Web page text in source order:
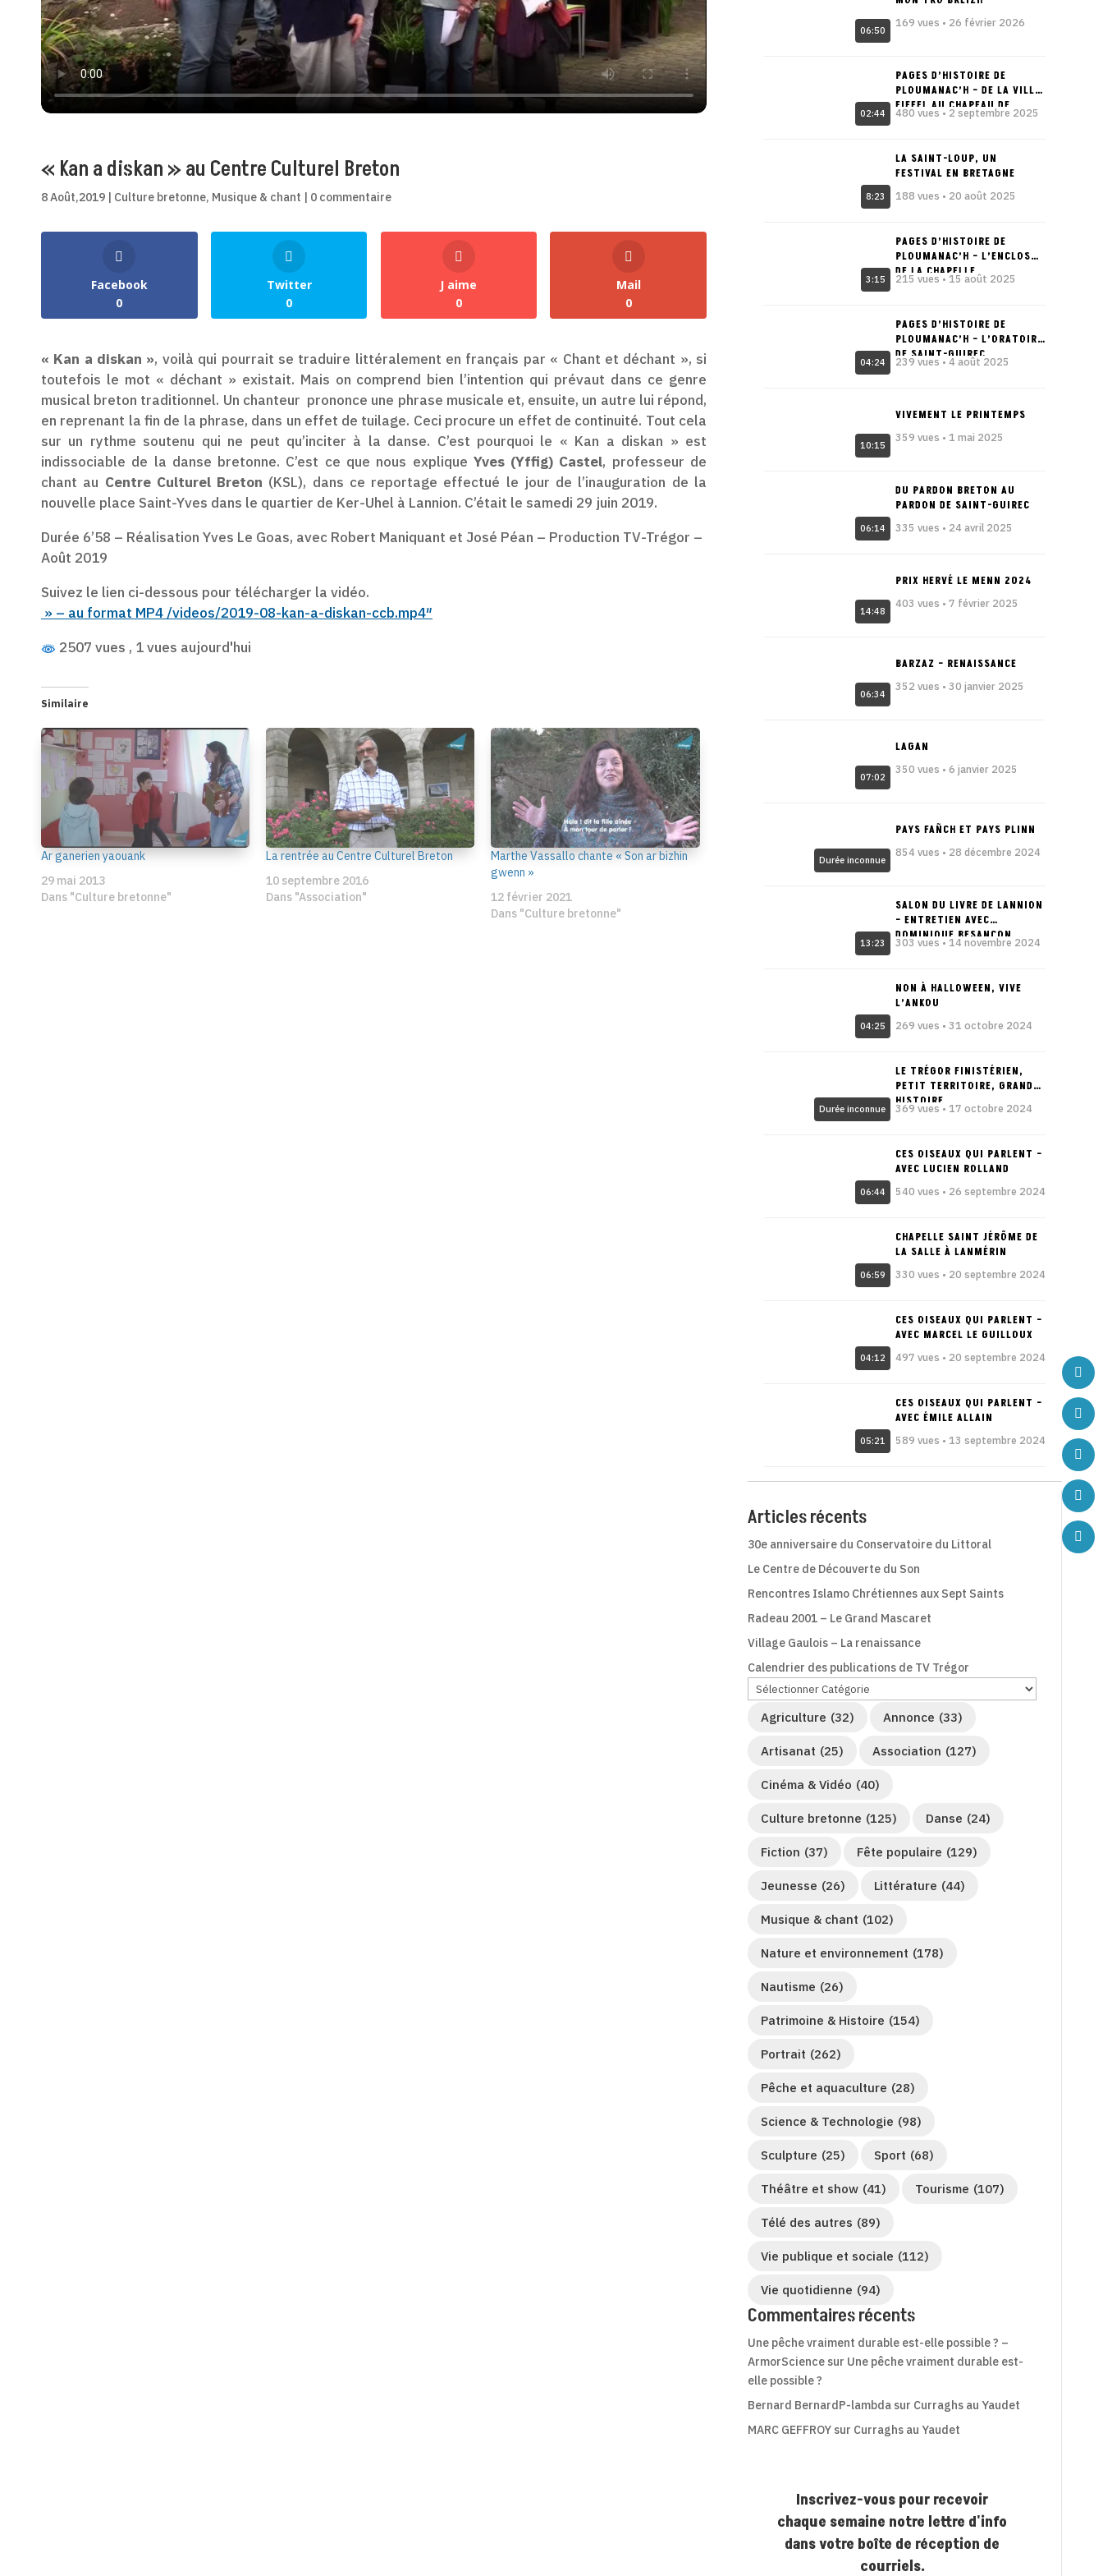
« Kan a diskan » au Centre Culturel Breton
8 Août,2019 | Culture bretonne, Musique & chant | 0 commentaire
Facebook
0
Twitter
0
J aime
0
Mail
0
« Kan a diskan », voilà qui pourrait se traduire littéralement en français par « Chant et déchant », si
toutefois le mot « déchant » existait. Mais on comprend bien l’intention qui prévaut dans ce genre
musical breton traditionnel. Un chanteur prononce une phrase musicale et, ensuite, un autre lui répond,
en reprenant la fin de la phrase, dans un effet de tuilage. Ceci procure un effet de continuité. Tout cela
sur un rythme soutenu qui ne peut qu’inciter à la danse. C’est pourquoi le « Kan a diskan » est
indissociable de la danse bretonne. C’est ce que nous explique Yves (Yffig) Castel, professeur de
chant au Centre Culturel Breton (KSL), dans ce reportage effectué le jour de l’inauguration de la
nouvelle place Saint-Yves dans le quartier de Ker-Uhel à Lannion. C’était le samedi 29 juin 2019.
Durée 6’58 – Réalisation Yves Le Goas, avec Robert Maniquant et José Péan – Production TV-Trégor –
Août 2019
Suivez le lien ci-dessous pour télécharger la vidéo.
» – au format MP4 /videos/2019-08-kan-a-diskan-ccb.mp4″
2507 vues , 1 vues aujourd'hui
Similaire
Ar ganerien yaouank
29 mai 2013
Dans "Culture bretonne"
La rentrée au Centre Culturel Breton
10 septembre 2016
Dans "Association"
Marthe Vassallo chante « Son ar bizhin
gwenn »
12 février 2021
Dans "Culture bretonne"
06:50
169 vues • 26 février 2026
02:44
PAGES D’HISTOIRE DE
PLOUMANAC’H – DE LA VILLA
EIFFEL AU CHAPEAU DE
NAPOLÉON
480 vues • 2 septembre 2025
8:23
LA SAINT-LOUP, UN
FESTIVAL EN BRETAGNE
188 vues • 20 août 2025
3:15
PAGES D’HISTOIRE DE
PLOUMANAC’H – L’ENCLOS
DE LA CHAPELLE
215 vues • 15 août 2025
04:24
PAGES D’HISTOIRE DE
PLOUMANAC’H – L’ORATOIRE
DE SAINT-GUIREC
239 vues • 4 août 2025
10:15
VIVEMENT LE PRINTEMPS
359 vues • 1 mai 2025
06:14
DU PARDON BRETON AU
PARDON DE SAINT-GUIREC
335 vues • 24 avril 2025
14:48
PRIX HERVÉ LE MENN 2024
403 vues • 7 février 2025
06:34
BARZAZ – RENAISSANCE
352 vues • 30 janvier 2025
07:02
LAGAN
350 vues • 6 janvier 2025
Durée inconnue
PAYS FAÑCH ET PAYS PLINN
854 vues • 28 décembre 2024
13:23
SALON DU LIVRE DE LANNION
– ENTRETIEN AVEC
DOMINIQUE BESANÇON
303 vues • 14 novembre 2024
04:25
NON À HALLOWEEN, VIVE
L’ANKOU
269 vues • 31 octobre 2024
Durée inconnue
LE TRÉGOR FINISTÉRIEN,
PETIT TERRITOIRE, GRANDE
HISTOIRE
369 vues • 17 octobre 2024
06:44
CES OISEAUX QUI PARLENT –
AVEC LUCIEN ROLLAND
540 vues • 26 septembre 2024
06:59
CHAPELLE SAINT JÉRÔME DE
LA SALLE À LANMÉRIN
330 vues • 20 septembre 2024
04:12
CES OISEAUX QUI PARLENT –
AVEC MARCEL LE GUILLOUX
497 vues • 20 septembre 2024
05:21
CES OISEAUX QUI PARLENT –
AVEC ÉMILE ALLAIN
589 vues • 13 septembre 2024
Articles récents
30e anniversaire du Conservatoire du Littoral
Le Centre de Découverte du Son
Rencontres Islamo Chrétiennes aux Sept Saints
Radeau 2001 – Le Grand Mascaret
Village Gaulois – La renaissance
Calendrier des publications de TV Trégor
Agriculture (32) Annonce (33)
Artisanat (25) Association (127)
Cinéma & Vidéo (40)
Culture bretonne (125) Danse (24)
Fiction (37) Fête populaire (129)
Jeunesse (26) Littérature (44)
Musique & chant (102)
Nature et environnement (178)
Nautisme (26)
Patrimoine & Histoire (154)
Portrait (262)
Pêche et aquaculture (28)
Science & Technologie (98)
Sculpture (25) Sport (68)
Théâtre et show (41) Tourisme (107)
Télé des autres (89)
Vie publique et sociale (112)
Vie quotidienne (94)
Commentaires récents
Une pêche vraiment durable est-elle possible ? –
ArmorScience sur Une pêche vraiment durable est-
elle possible ?
Bernard BernardP-lambda sur Curraghs au Yaudet
MARC GEFFROY sur Curraghs au Yaudet
Inscrivez-vous pour recevoir
chaque semaine notre lettre d'info
dans votre boîte de réception de
courriels.